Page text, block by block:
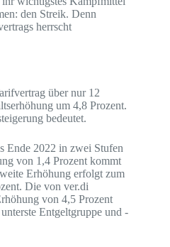
den Streik. Denn
herrscht
über nur 12
um 4,8 Prozent.
bedeutet.
Ende 2022 in zwei Stufen
von 1,4 Prozent kommt
Erhöhung erfolgt zum
Die von ver.di
von 4,5 Prozent
Entgeltgruppe und -